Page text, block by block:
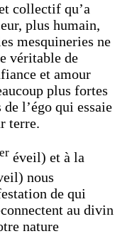
collectif qu’a
plus humain,
mesquineries ne
véritable de
et amour
plus fortes
l’égo qui essaie
terre.
er éveil) et à la
nous
de qui
au divin
nature